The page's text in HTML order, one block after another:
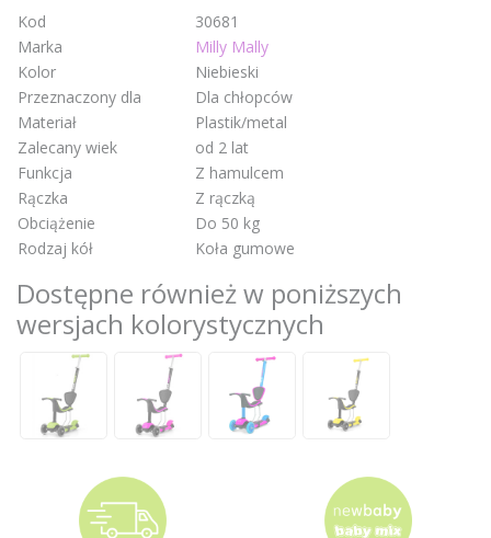
Kod
30681
Marka
Milly Mally
Kolor
Niebieski
Przeznaczony dla
Dla chłopców
Materiał
Plastik/metal
Zalecany wiek
od 2 lat
Funkcja
Z hamulcem
Rączka
Z rączką
Obciążenie
Do 50 kg
Rodzaj kół
Koła gumowe
Dostępne również w poniższych
wersjach kolorystycznych